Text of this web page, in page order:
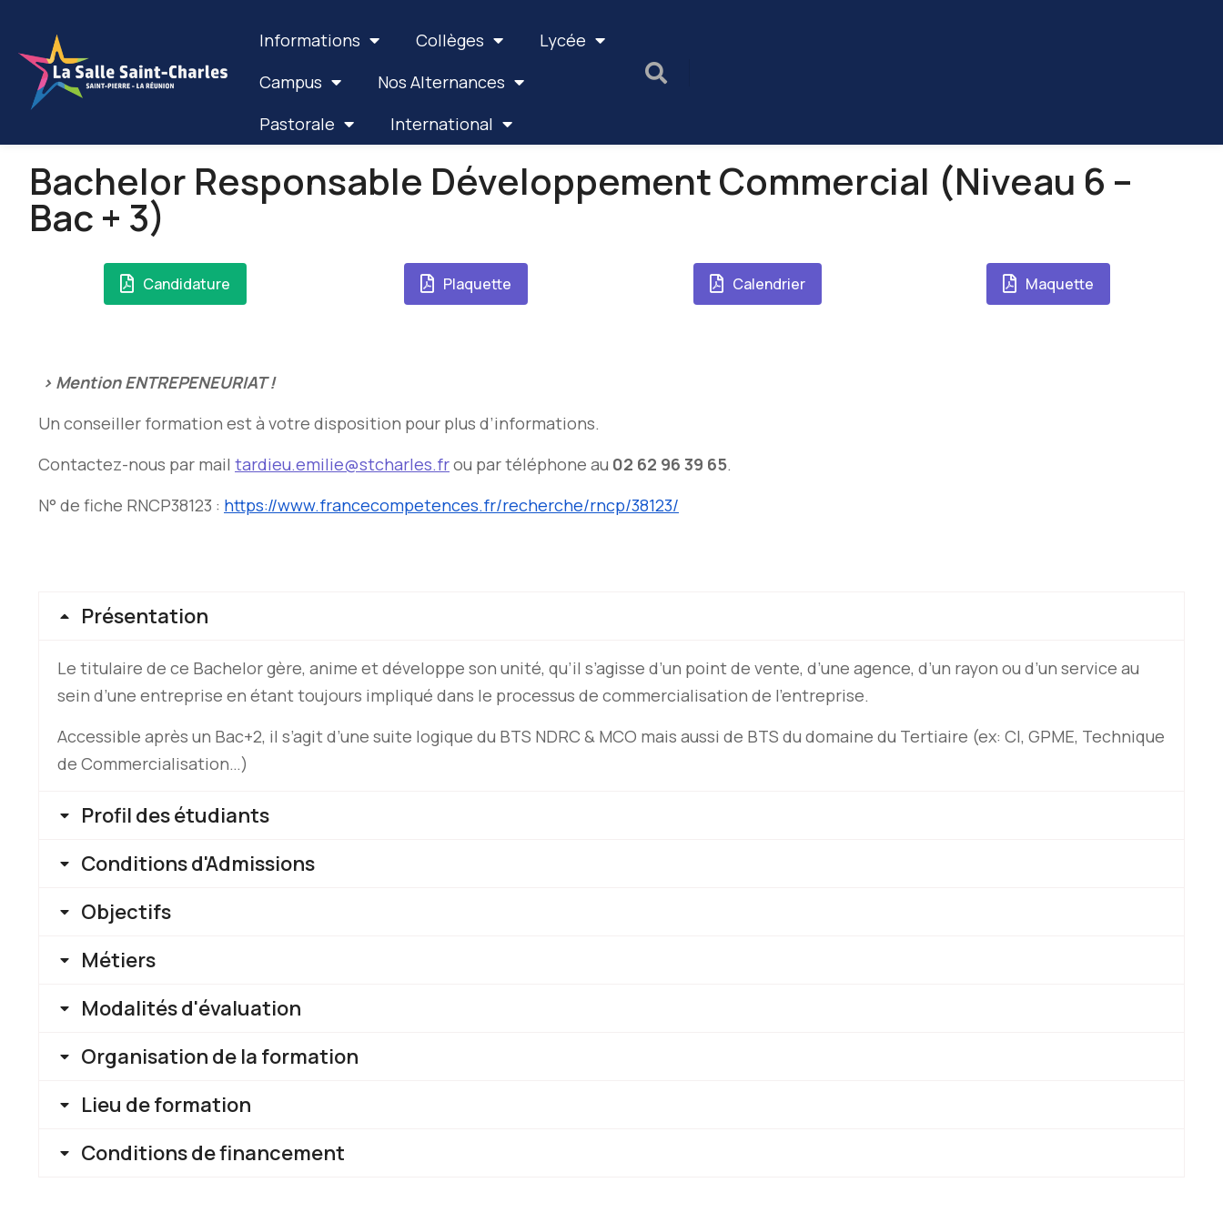
Informations Collèges
Lycée
Campus
Nos Alternances
Pastorale
International
Bachelor Responsable Développement Commercial (Niveau 6 –
Bac + 3)
Candidature Plaquette Calendrier Maquette
> Mention ENTREPENEURIAT !
Un conseiller formation est à votre disposition pour plus d’informations.
Contactez-nous par mail tardieu.emilie@stcharles.frou par téléphone au 02 62 96 39 65.
N° de fiche RNCP38123 : https://www.francecompetences.fr/recherche/rncp/38123/
Présentation
Le titulaire de ce Bachelor gère, anime et développe son unité, qu’il s’agisse d’un point de vente, d’une agence, d’un rayon ou d’un service au
sein d’une entreprise en étant toujours impliqué dans le processus de commercialisation de l’entreprise.
Accessible après un Bac+2, il s’agit d’une suite logique du BTS NDRC & MCO mais aussi de BTS du domaine du Tertiaire (ex: CI, GPME, Technique
de Commercialisation…)
Profil des étudiants
Conditions d'Admissions
Objectifs
Métiers
Modalités d'évaluation
Organisation de la formation
Lieu de formation
Conditions de financement